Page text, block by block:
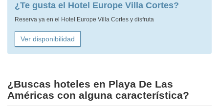
¿Te gusta el Hotel Europe Villa Cortes?
Reserva ya en el Hotel Europe Villa Cortes y disfruta
Ver disponibilidad
¿Buscas hoteles en Playa De Las
Américas con alguna característica?